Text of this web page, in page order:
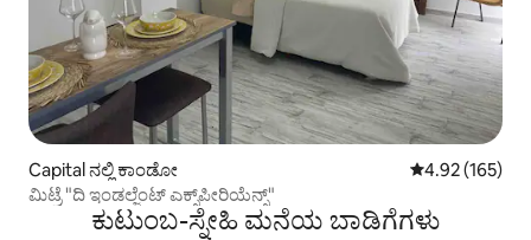
Capital ನಲ್ಲಿ ಕಾಂಡೋ 5 ರಲ್ಲಿ 4.92
4.92 (165)
ಮಿಟ್ರೆ "ದಿ ಇಂಡಲ್ಜೆಂಟ್ ಎಕ್ಸ್‌ಪೀರಿಯೆನ್ಸ್"
ಕುಟುಂಬ-ಸ್ನೇಹಿ ಮನೆಯ ಬಾಡಿಗೆಗಳು